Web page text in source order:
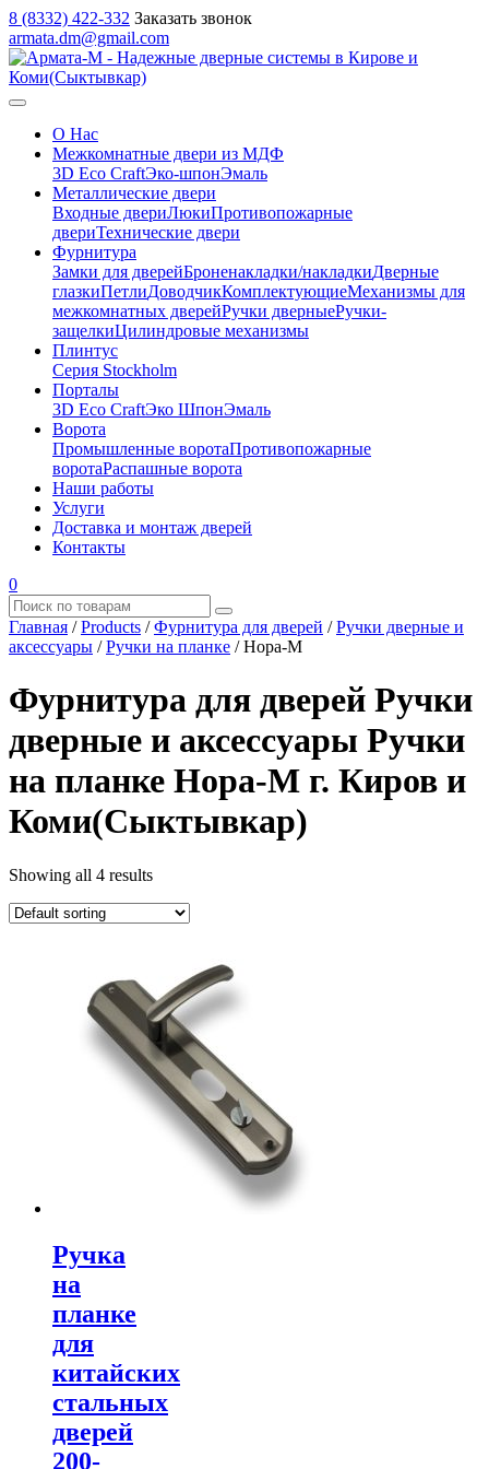
8 (8332) 422-332 Заказать звонок
armata.dm@gmail.com
О Нас
Межкомнатные двери из МДФ
3D Eco CraftЭко-шпонЭмаль
Металлические двери
Входные двериЛюкиПротивопожарные
двериТехнические двери
Фурнитура
Замки для дверейБроненакладки/накладкиДверные
глазкиПетлиДоводчикКомплектующиеМеханизмы для
межкомнатных дверейРучки дверныеРучки-
защелкиЦилиндровые механизмы
Плинтус
Серия Stockholm
Порталы
3D Eco CraftЭко ШпонЭмаль
Ворота
Промышленные воротаПротивопожарные
воротаРаспашные ворота
Наши работы
Услуги
Доставка и монтаж дверей
Контакты
0
Главная /Products /Фурнитура для дверей /Ручки дверные и
аксессуары /Ручки на планке /Нора-М
Фурнитура для дверей Ручки
дверные и аксессуары Ручки
на планке Нора-М г. Киров и
Коми(Сыктывкар)
Showing all 4 results
Ручка
на
планке
для
китайских
стальных
дверей
200-